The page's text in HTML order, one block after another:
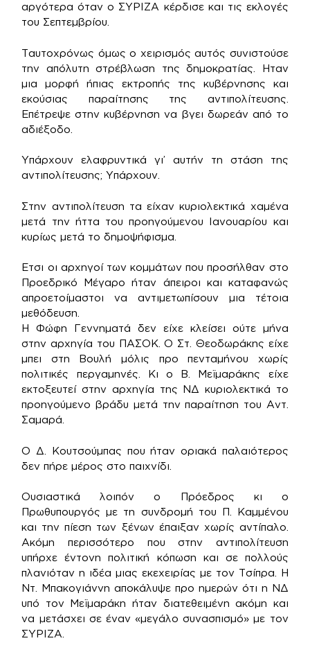
αργότερα όταν ο ΣΥΡΙΖΑ κέρδισε και τις εκλογές
του Σεπτεμβρίου.
Ταυτοχρόνως όμως ο χειρισμός αυτός συνιστούσε
την απόλυτη στρέβλωση της δημοκρατίας. Ηταν
μια μορφή ήπιας εκτροπής της κυβέρνησης και
εκούσιας παραίτησης της αντιπολίτευσης.
Επέτρεψε στην κυβέρνηση να βγει δωρεάν από το
αδιέξοδο.
Υπάρχουν ελαφρυντικά γι’ αυτήν τη στάση της
αντιπολίτευσης; Υπάρχουν.
Στην αντιπολίτευση τα είχαν κυριολεκτικά χαμένα
μετά την ήττα του προηγούμενου Ιανουαρίου και
κυρίως μετά το δημοψήφισμα.
Ετσι οι αρχηγοί των κομμάτων που προσήλθαν στο
Προεδρικό Μέγαρο ήταν άπειροι και καταφανώς
απροετοίμαστοι να αντιμετωπίσουν μια τέτοια
μεθόδευση.
Η Φώφη Γεννηματά δεν είχε κλείσει ούτε μήνα
στην αρχηγία του ΠΑΣΟΚ. Ο Στ. Θεοδωράκης είχε
μπει στη Βουλή μόλις προ πενταμήνου χωρίς
πολιτικές περγαμηνές. Κι ο Β. Μεϊμαράκης είχε
εκτοξευτεί στην αρχηγία της ΝΔ κυριολεκτικά το
προηγούμενο βράδυ μετά την παραίτηση του Αντ.
Σαμαρά.
Ο Δ. Κουτσούμπας που ήταν οριακά παλαιότερος
δεν πήρε μέρος στο παιχνίδι.
Ουσιαστικά λοιπόν ο Πρόεδρος κι ο
Πρωθυπουργός με τη συνδρομή του Π. Καμμένου
και την πίεση των ξένων έπαιξαν χωρίς αντίπαλο.
Ακόμη περισσότερο που στην αντιπολίτευση
υπήρχε έντονη πολιτική κόπωση και σε πολλούς
πλανιόταν η ιδέα μιας εκεχειρίας με τον Τσίπρα. Η
Ντ. Μπακογιάννη αποκάλυψε προ ημερών ότι η ΝΔ
υπό τον Μεϊμαράκη ήταν διατεθειμένη ακόμη και
να μετάσχει σε έναν «μεγάλο συνασπισμό» με τον
ΣΥΡΙΖΑ.